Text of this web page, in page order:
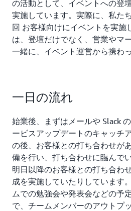
の活動として、イベントへの登
実施しています。実際に、私た
回 お客様向けにイベントを実施
は、登壇だけでなく、営業やマ
一緒に、イベント運営から携わ
一日の流れ
始業後、まずはメールや Slack
ービスアップデートのキャッチ
の後、お客様との打ち合わせが
備を行い、打ち合わせに臨んで
明日以降のお客様との打ち合わ
成を実施していたりしています
ムでの勉強会や発表会などの予
で、チームメンバーのアウトプ